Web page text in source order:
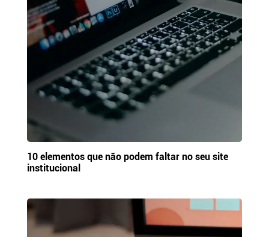
10 elementos que não podem faltar no seu site
institucional